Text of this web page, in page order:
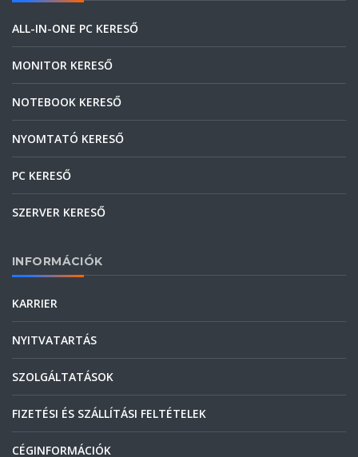
ALL-IN-ONE PC KERESŐ
MONITOR KERESŐ
NOTEBOOK KERESŐ
NYOMTATÓ KERESŐ
PC KERESŐ
SZERVER KERESŐ
INFORMÁCIÓK
KARRIER
NYITVATARTÁS
SZOLGÁLTATÁSOK
FIZETÉSI ÉS SZÁLLÍTÁSI FELTÉTELEK
CÉGINFORMÁCIÓK